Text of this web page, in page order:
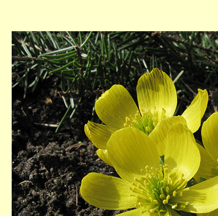
Bild